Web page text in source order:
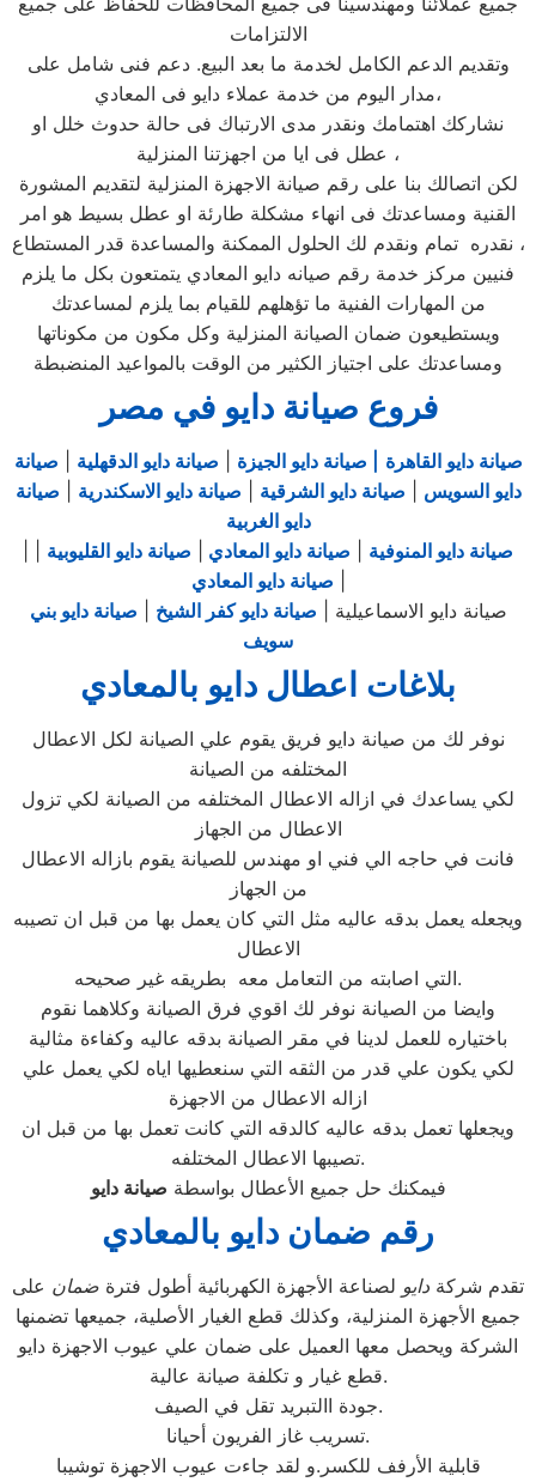
الالتزامات
وتقديم الدعم الكامل لخدمة ما بعد البيع. دعم فنى شامل على
مدار اليوم من خدمة عملاء دايو فى المعادي،
نشاركك اهتمامك ونقدر مدى الارتباك فى حالة حدوث خلل او
عطل فى ايا من اجهزتنا المنزلية ،
لكن اتصالك بنا على رقم صيانة الاجهزة المنزلية لتقديم المشورة
القنية ومساعدتك فى انهاء مشكلة طارئة او عطل بسيط هو امر
نقدره تمام ونقدم لك الحلول الممكنة والمساعدة قدر المستطاع ،
فنيين مركز خدمة رقم صيانه دايو المعادي يتمتعون بكل ما يلزم
من المهارات الفنية ما تؤهلهم للقيام بما يلزم لمساعدتك
ويستطيعون ضمان الصيانة المنزلية وكل مكون من مكوناتها
ومساعدتك على اجتياز الكثير من الوقت بالمواعيد المنضبطة
فروع صيانة دايو في مصر
صيانة دايو القاهرة | صيانة دايو الجيزة صيانة دايو الدقهلية
صيانة
دايو السويس
صيانة دايو الشرقية صيانة دايو الاسكندرية
صيانة
دايو الغربية
صيانة دايو المنوفية صيانة دايو المعادي صيانة دايو القليوبية
صيانة دايو المعادي
صيانة دايو الاسماعيلية | صيانة دايو كفر الشيخ
صيانة دايو بني
سويف
بلاغات اعطال دايو بالمعادي
نوفر لك من صيانة دايو فريق يقوم علي الصيانة لكل الاعطال
المختلفه من الصيانة
لكي يساعدك في ازاله الاعطال المختلفه من الصيانة لكي تزول
الاعطال من الجهاز
فانت في حاجه الي فني او مهندس للصيانة يقوم بازاله الاعطال
من الجهاز
ويجعله يعمل بدقه عاليه مثل التي كان يعمل بها من قبل ان تصيبه
الاعطال
التي اصابته من التعامل معه بطريقه غير صحيحه.
وايضا من الصيانة نوفر لك اقوي فرق الصيانة وكلاهما نقوم
باختياره للعمل لدينا في مقر الصيانة بدقه عاليه وكفاءة مثالية
لكي يكون علي قدر من الثقه التي سنعطيها اياه لكي يعمل علي
ازاله الاعطال من الاجهزة
ويجعلها تعمل بدقه عاليه كالدقه التي كانت تعمل بها من قبل ان
تصيبها الاعطال المختلفه.
فيمكنك حل جميع الأعطال بواسطة صيانة دايو
رقم ضمان دايو بالمعادي
تقدم شركة دايو لصناعة الأجهزة الكهربائية أطول فترة ضمان على
جميع الأجهزة المنزلية، وكذلك قطع الغيار الأصلية، جميعها تضمنها
الشركة ويحصل معها العميل على ضمان علي عيوب الاجهزة دايو
قطع غيار و تكلفة صيانة عالية.
جودة االتبريد تقل في الصيف.
تسريب غاز الفريون أحيانا.
قابلية الأرفف للكسر.و لقد جاءت عيوب الاجهزة توشيبا